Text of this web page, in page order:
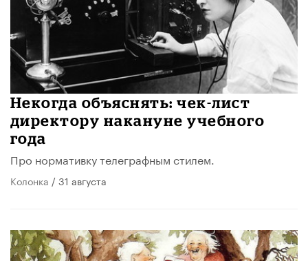
Некогда объяснять: чек-лист
директору накануне учебного
года
Про нормативку телеграфным стилем.
Колонка / 31 августа